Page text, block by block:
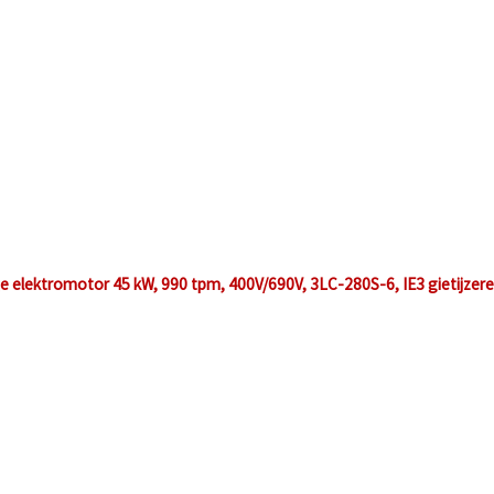
elektromotor 45 kW, 990 tpm, 400V/690V, 3LC-280S-6, IE3